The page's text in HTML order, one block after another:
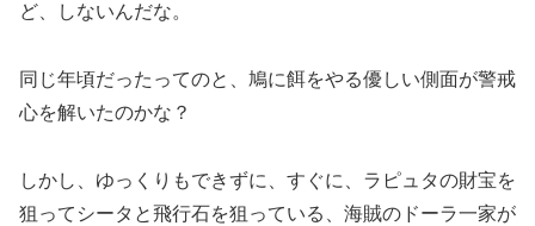
ど、しないんだな。
同じ年頃だったってのと、鳩に餌をやる優しい側面が警戒
心を解いたのかな？
しかし、ゆっくりもできずに、すぐに、ラピュタの財宝を
狙ってシータと飛行石を狙っている、海賊のドーラ一家が